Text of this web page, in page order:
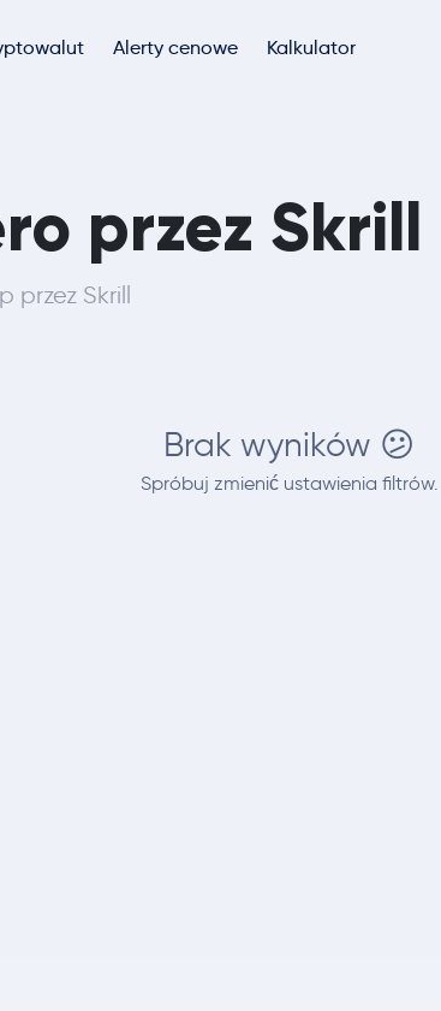
Alerty cenowe Kalkulator
przez Skrill
przez Skrill
Brak wyników 😕
Spróbuj zmienić ustawienia filtrów.